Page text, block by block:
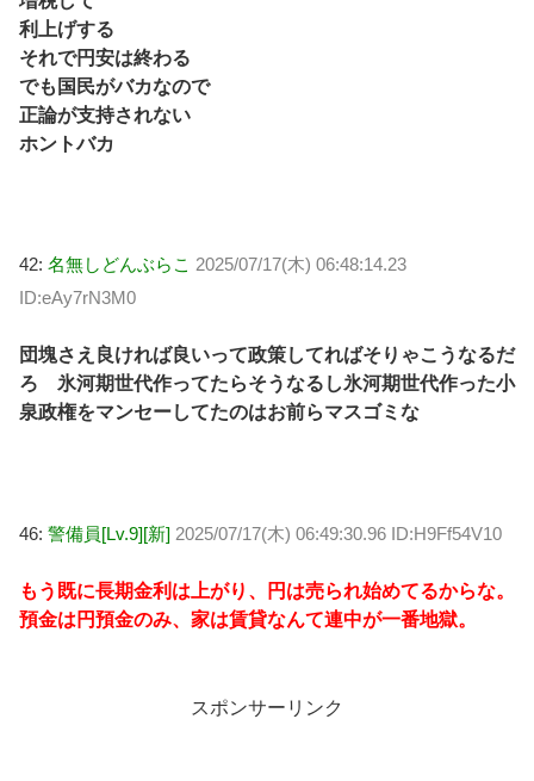
利上げする
それで円安は終わる
でも国民がバカなので
正論が支持されない
ホントバカ
42: 名無しどんぶらこ 2025/07/17(木) 06:48:14.23
ID:eAy7rN3M0
団塊さえ良ければ良いって政策してればそりゃこうなるだ
ろ 氷河期世代作ってたらそうなるし氷河期世代作った小
泉政権をマンセーしてたのはお前らマスゴミな
46: 警備員[Lv.9][新] 2025/07/17(木) 06:49:30.96 ID:H9Ff54V10
もう既に長期金利は上がり、円は売られ始めてるからな。
預金は円預金のみ、家は賃貸なんて連中が一番地獄。
スポンサーリンク